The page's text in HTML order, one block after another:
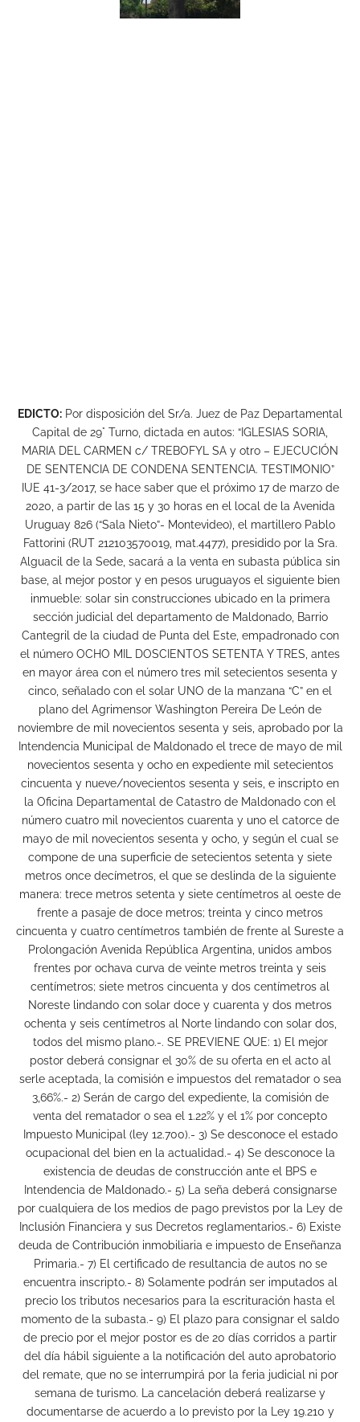
EDICTO: Por disposición del Sr/a. Juez de Paz Departamental
Capital de 29° Turno, dictada en autos: “IGLESIAS SORIA,
MARIA DEL CARMEN c/ TREBOFYL SA y otro – EJECUCIÓN
DE SENTENCIA DE CONDENA SENTENCIA. TESTIMONIO”
IUE 41-3/2017, se hace saber que el próximo 17 de marzo de
2020, a partir de las 15 y 30 horas en el local de la Avenida
Uruguay 826 (“Sala Nieto”- Montevideo), el martillero Pablo
Fattorini (RUT 212103570019, mat.4477), presidido por la Sra.
Alguacil de la Sede, sacará a la venta en subasta pública sin
base, al mejor postor y en pesos uruguayos el siguiente bien
inmueble: solar sin construcciones ubicado en la primera
sección judicial del departamento de Maldonado, Barrio
Cantegril de la ciudad de Punta del Este, empadronado con
el número OCHO MIL DOSCIENTOS SETENTA Y TRES, antes
en mayor área con el número tres mil setecientos sesenta y
cinco, señalado con el solar UNO de la manzana “C” en el
plano del Agrimensor Washington Pereira De León de
noviembre de mil novecientos sesenta y seis, aprobado por la
Intendencia Municipal de Maldonado el trece de mayo de mil
novecientos sesenta y ocho en expediente mil setecientos
cincuenta y nueve/novecientos sesenta y seis, e inscripto en
la Oficina Departamental de Catastro de Maldonado con el
número cuatro mil novecientos cuarenta y uno el catorce de
mayo de mil novecientos sesenta y ocho, y según el cual se
compone de una superficie de setecientos setenta y siete
metros once decímetros, el que se deslinda de la siguiente
manera: trece metros setenta y siete centímetros al oeste de
frente a pasaje de doce metros; treinta y cinco metros
cincuenta y cuatro centímetros también de frente al Sureste a
Prolongación Avenida República Argentina, unidos ambos
frentes por ochava curva de veinte metros treinta y seis
centímetros; siete metros cincuenta y dos centímetros al
Noreste lindando con solar doce y cuarenta y dos metros
ochenta y seis centímetros al Norte lindando con solar dos,
todos del mismo plano.-. SE PREVIENE QUE: 1) El mejor
postor deberá consignar el 30% de su oferta en el acto al
serle aceptada, la comisión e impuestos del rematador o sea
3,66%.- 2) Serán de cargo del expediente, la comisión de
venta del rematador o sea el 1.22% y el 1% por concepto
Impuesto Municipal (ley 12.700).- 3) Se desconoce el estado
ocupacional del bien en la actualidad.- 4) Se desconoce la
existencia de deudas de construcción ante el BPS e
Intendencia de Maldonado.- 5) La seña deberá consignarse
por cualquiera de los medios de pago previstos por la Ley de
Inclusión Financiera y sus Decretos reglamentarios.- 6) Existe
deuda de Contribución inmobiliaria e impuesto de Enseñanza
Primaria.- 7) El certificado de resultancia de autos no se
encuentra inscripto.- 8) Solamente podrán ser imputados al
precio los tributos necesarios para la escrituración hasta el
momento de la subasta.- 9) El plazo para consignar el saldo
de precio por el mejor postor es de 20 días corridos a partir
del día hábil siguiente a la notificación del auto aprobatorio
del remate, que no se interrumpirá por la feria judicial ni por
semana de turismo. La cancelación deberá realizarse y
documentarse de acuerdo a lo previsto por la Ley 19.210 y